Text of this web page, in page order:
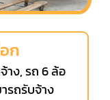
ก
าง, รถ 6 ล้อ
รถรับจ้าง